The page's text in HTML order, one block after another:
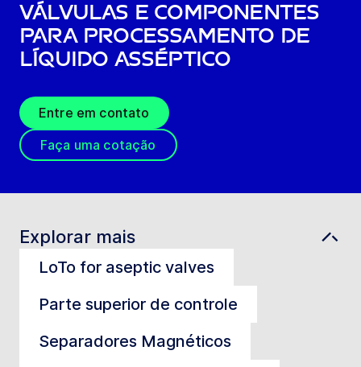
Válvulas e componentes
para processamento de
líquido asséptico
Entre em contato
Faça uma cotação
Explorar mais
LoTo for aseptic valves
Parte superior de controle
Separadores Magnéticos